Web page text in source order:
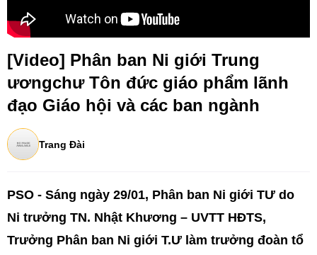
[Video] Phân ban Ni giới Trung
ươngchư Tôn đức giáo phẩm lãnh
đạo Giáo hội và các ban ngành
Trang Đài
PSO - Sáng ngày 29/01, Phân ban Ni giới TƯ do
Ni trưởng TN. Nhật Khương – UVTT HĐTS,
Trưởng Phân ban Ni giới T.Ư làm trưởng đoàn tổ